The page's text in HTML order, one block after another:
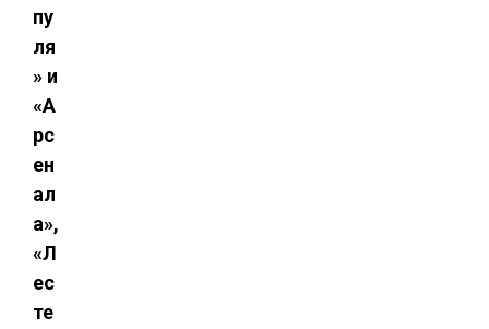
пу
ля
» и
«А
рс
ен
ал
а»,
«Л
ес
те